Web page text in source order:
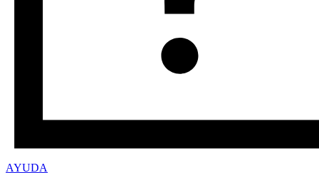
AYUDA